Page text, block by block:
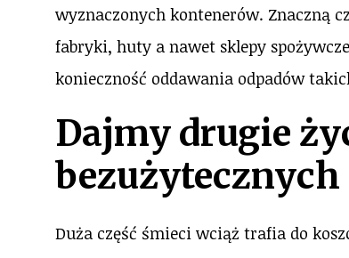
wyznaczonych kontenerów. Znaczną
fabryki, huty a nawet sklepy
konieczność oddawania odpadów
Dajmy drugie
Duża część śmieci wciąż trafia do